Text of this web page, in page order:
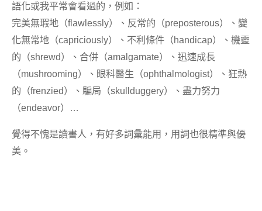
語化或我平常會看過的，例如：
完美無瑕地（flawlessly）、反常的（preposterous）、變
化無常地（capriciously）、不利條件（handicap）、機靈
的（shrewd）、合併（amalgamate）、迅速成長
（mushrooming）、眼科醫生（ophthalmologist）、狂熱
的（frenzied）、騙局（skullduggery）、盡力努力
（endeavor）…
覺得不愧是讀書人，有好多詞彙能用，用詞也很精準與優
美。